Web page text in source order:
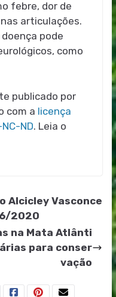
febre, dor de
articulações.
pode
como
publicado por
com a licença
ND. Leia o
Alcicley Vasconce
2020
na Mata Atlânti
para conser
vação